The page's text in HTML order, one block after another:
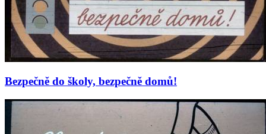
Bezpečně do školy, bezpečně domů!